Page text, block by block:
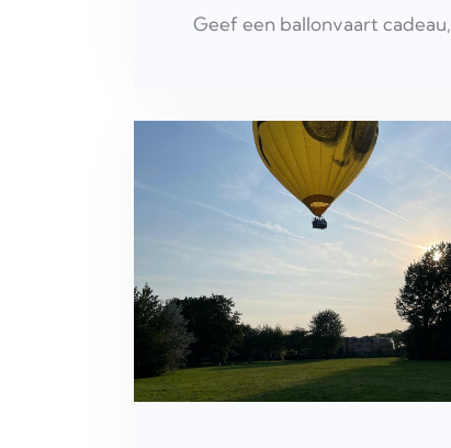
Geef een ballonvaart cadeau,